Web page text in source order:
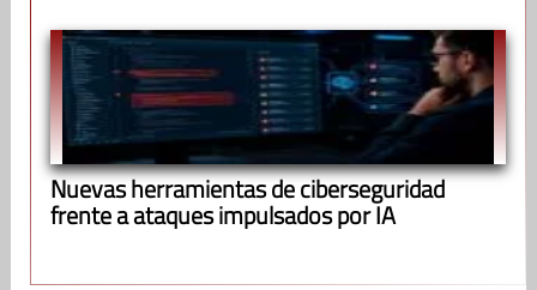
Nuevas herramientas de ciberseguridad
frente a ataques impulsados por IA